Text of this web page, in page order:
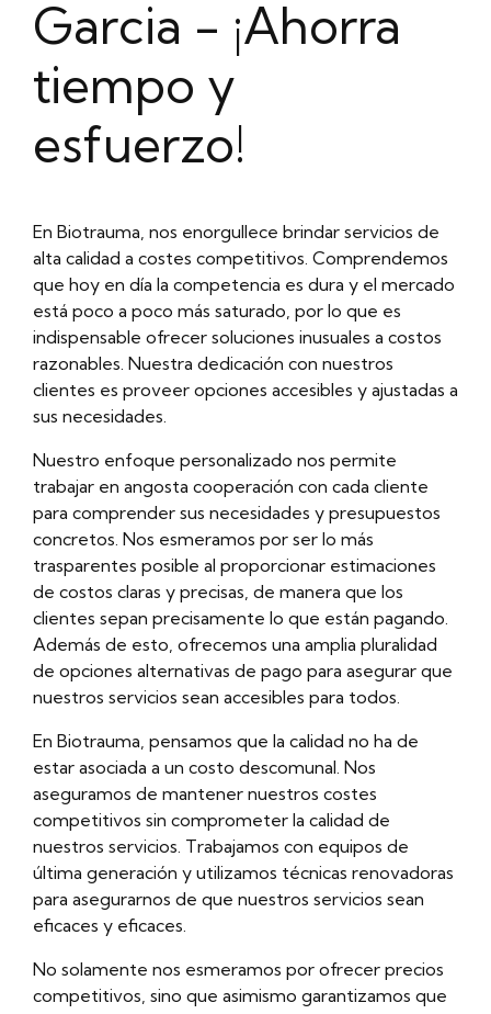
Garcia - ¡Ahorra
tiempo y
esfuerzo!
En Biotrauma, nos enorgullece brindar servicios de
alta calidad a costes competitivos. Comprendemos
que hoy en día la competencia es dura y el mercado
está poco a poco más saturado, por lo que es
indispensable ofrecer soluciones inusuales a costos
razonables. Nuestra dedicación con nuestros
clientes es proveer opciones accesibles y ajustadas a
sus necesidades.
Nuestro enfoque personalizado nos permite
trabajar en angosta cooperación con cada cliente
para comprender sus necesidades y presupuestos
concretos. Nos esmeramos por ser lo más
trasparentes posible al proporcionar estimaciones
de costos claras y precisas, de manera que los
clientes sepan precisamente lo que están pagando.
Además de esto, ofrecemos una amplia pluralidad
de opciones alternativas de pago para asegurar que
nuestros servicios sean accesibles para todos.
En Biotrauma, pensamos que la calidad no ha de
estar asociada a un costo descomunal. Nos
aseguramos de mantener nuestros costes
competitivos sin comprometer la calidad de
nuestros servicios. Trabajamos con equipos de
última generación y utilizamos técnicas renovadoras
para asegurarnos de que nuestros servicios sean
eficaces y eficaces.
No solamente nos esmeramos por ofrecer precios
competitivos, sino que asimismo garantizamos que